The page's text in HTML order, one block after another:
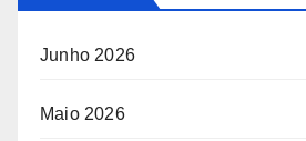
Junho 2026
Maio 2026